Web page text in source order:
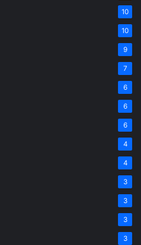
10
10
9
7
6
6
6
4
4
3
3
3
3